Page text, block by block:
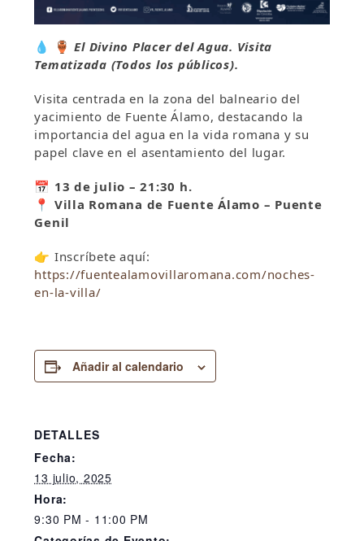
💧 🏺 El Divino Placer del Agua. Visita
Tematizada (Todos los públicos).
Visita centrada en la zona del balneario del
yacimiento de Fuente Álamo, destacando la
importancia del agua en la vida romana y su
papel clave en el asentamiento del lugar.
📅 13 de julio – 21:30 h.
📍 Villa Romana de Fuente Álamo – Puente
Genil
👉 Inscríbete aquí:
https://fuentealamovillaromana.com/noches-
en-la-villa/
Añadir al calendario
DETALLES
Fecha:
13 julio, 2025
Hora:
9:30 PM - 11:00 PM